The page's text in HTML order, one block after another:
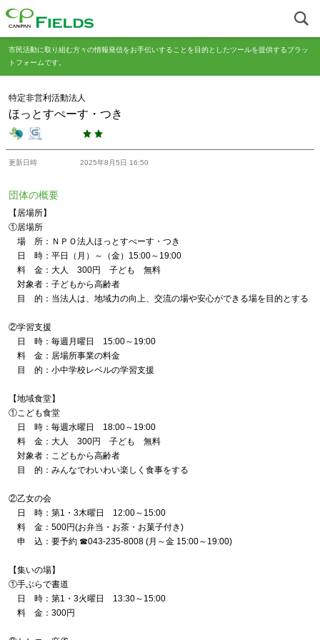
市民活動に取り組む方々の情報発信をお手伝いすることを目的としたツールを提供するプラッ
トフォームです。
特定非営利活動法人
ほっとすぺーす・つき
更新日時 2025年8月5日 16:50
団体の概要
【居場所】
①居場所
場 所：ＮＰＯ法人ほっとすぺーす・つき
日 時：平日（月）～（金）15:00～19:00
料 金：大人 300円 子ども 無料
対象者：子どもから高齢者
目 的：当法人は、地域力の向上、交流の場や安心ができる場を目的とする
②学習支援
日 時：毎週月曜日 15:00～19:00
料 金：居場所事業の料金
目 的：小中学校レベルの学習支援
【地域食堂】
①こども食堂
日 時：毎週水曜日 18:00～19:00
料 金：大人 300円 子ども 無料
対象者：こどもから高齢者
目 的：みんなでわいわい楽しく食事をする
②乙女の会
日 時：第1・3木曜日 12:00～15:00
料 金：500円(お弁当・お茶・お菓子付き)
申 込：要予約 ☎043-235-8008 (月～金 15:00～19:00)
【集いの場】
①手ぶらで書道
日 時：第1・3火曜日 13:30～15:00
料 金：300円